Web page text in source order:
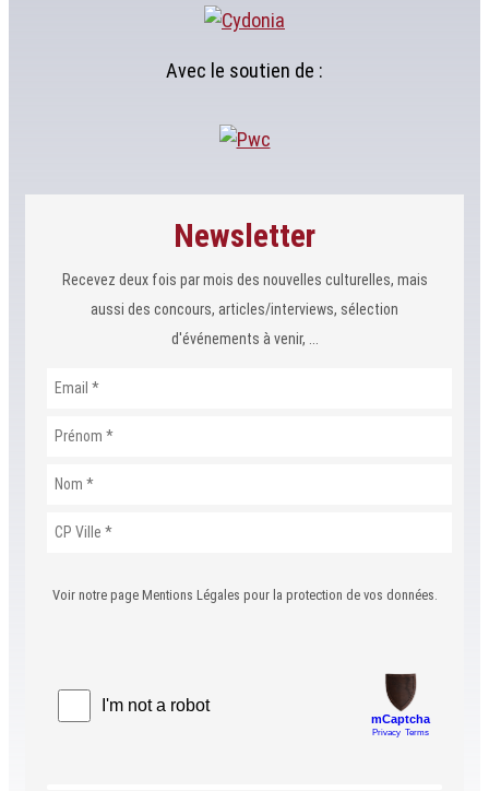
Avec le soutien de :
Newsletter
Recevez deux fois par mois des nouvelles culturelles, mais
aussi des concours, articles/interviews, sélection
d'événements à venir, ...
Voir notre page Mentions Légales pour la protection de vos données.